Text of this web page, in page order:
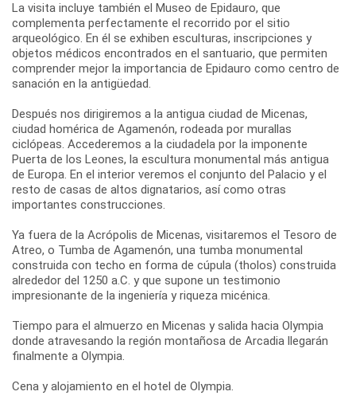
La visita incluye también el Museo de Epidauro, que
complementa perfectamente el recorrido por el sitio
arqueológico. En él se exhiben esculturas, inscripciones y
objetos médicos encontrados en el santuario, que permiten
comprender mejor la importancia de Epidauro como centro de
sanación en la antigüedad.
Después nos dirigiremos a la antigua ciudad de Micenas,
ciudad homérica de Agamenón, rodeada por murallas
ciclópeas. Accederemos a la ciudadela por la imponente
Puerta de los Leones, la escultura monumental más antigua
de Europa. En el interior veremos el conjunto del Palacio y el
resto de casas de altos dignatarios, así como otras
importantes construcciones.
Ya fuera de la Acrópolis de Micenas, visitaremos el Tesoro de
Atreo, o Tumba de Agamenón, una tumba monumental
construida con techo en forma de cúpula (tholos) construida
alrededor del 1250 a.C. y que supone un testimonio
impresionante de la ingeniería y riqueza micénica.
Tiempo para el almuerzo en Micenas y salida hacia Olympia
donde atravesando la región montañosa de Arcadia llegarán
finalmente a Olympia.
Cena y alojamiento en el hotel de Olympia.